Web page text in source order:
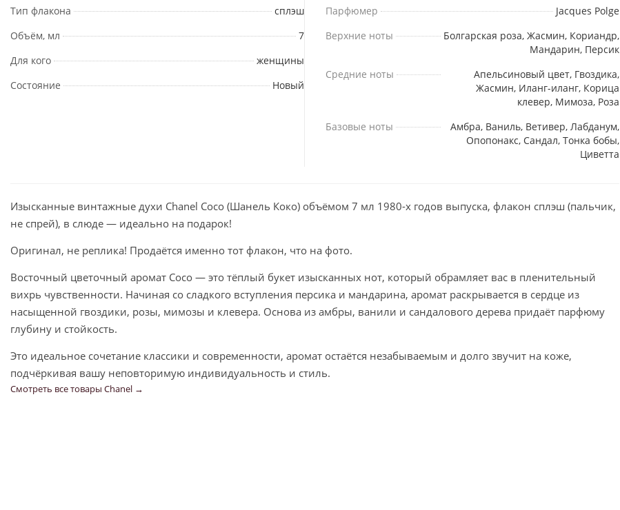
Тип флакона
сплэш
Объём, мл
7
Для кого
женщины
Состояние
Новый
Парфюмер
Jacques Polge
Верхние ноты
Болгарская роза, Жасмин, Кориандр,
Мандарин, Персик
Средние ноты
Апельсиновый цвет, Гвоздика,
Жасмин, Иланг-иланг, Корица
клевер, Мимоза, Роза
Базовые ноты
Амбра, Ваниль, Ветивер, Лабданум,
Опопонакс, Сандал, Тонка бобы,
Циветта
Изысканные винтажные духи Chanel Coco (Шанель Коко) объёмом 7 мл 1980-х годов выпуска, флакон сплэш (пальчик,
не спрей), в слюде — идеально на подарок!
Оригинал, не реплика! Продаётся именно тот флакон, что на фото.
Восточный цветочный аромат Coco — это тёплый букет изысканных нот, который обрамляет вас в пленительный
вихрь чувственности. Начиная со сладкого вступления персика и мандарина, аромат раскрывается в сердце из
насыщенной гвоздики, розы, мимозы и клевера. Основа из амбры, ванили и сандалового дерева придаёт парфюму
глубину и стойкость.
Это идеальное сочетание классики и современности, аромат остаётся незабываемым и долго звучит на коже,
подчёркивая вашу неповторимую индивидуальность и стиль.
Смотреть все товары Chanel →